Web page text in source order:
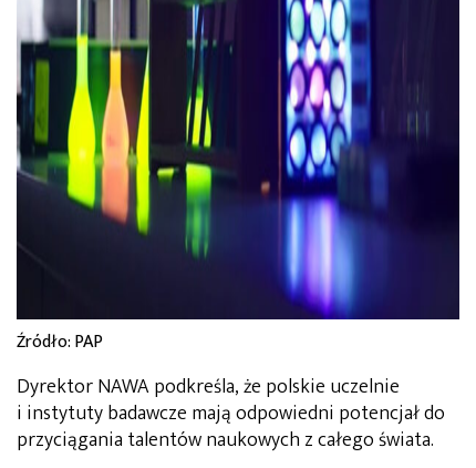
Źródło: PAP
Dyrektor NAWA podkreśla, że polskie uczelnie
i instytuty badawcze mają odpowiedni potencjał do
przyciągania talentów naukowych z całego świata.